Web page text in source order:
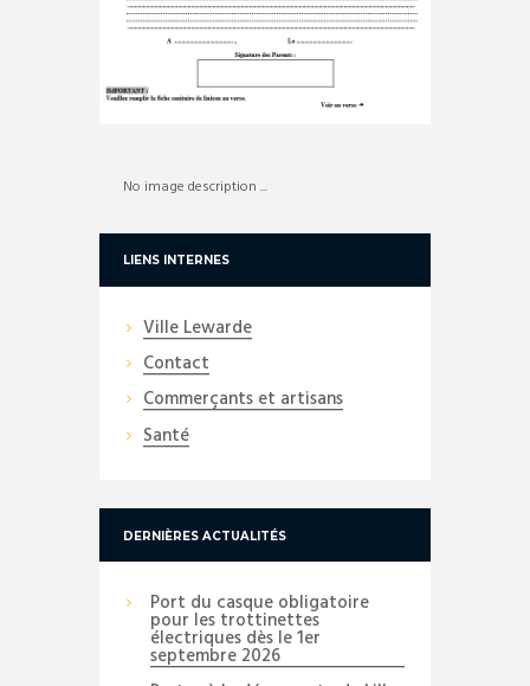
No image description ...
LIENS INTERNES
Ville Lewarde
Contact
Commerçants et artisans
Santé
DERNIÈRES ACTUALITÉS
Port du casque obligatoire
pour les trottinettes
électriques dès le 1er
septembre 2026